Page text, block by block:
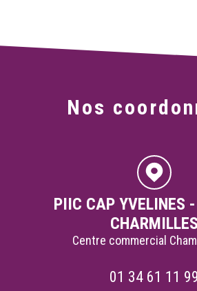
Nos
PIIC CAP YVELINES - AGENCE
CHARMILLES
Centre commercial
01 34 61 11 99